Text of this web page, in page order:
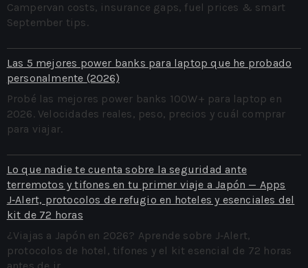
Campervan costs, insurance gaps, fuel prices & smart
September tips.
Las 5 mejores power banks para laptop que he probado
personalmente (2026)
Probé las mejores power banks 100W+ para laptop en
2026. Velocidades reales, peso, precios y cuál comprar
para viajar.
Lo que nadie te cuenta sobre la seguridad ante
terremotos y tifones en tu primer viaje a Japón — Apps
J‑Alert, protocolos de refugio en hoteles y esenciales del
kit de 72 horas
¿Viajas a Japón en 2026? Aprende sobre J‑Alert,
protocolos de hotel, tifones y el kit esencial de 72 horas